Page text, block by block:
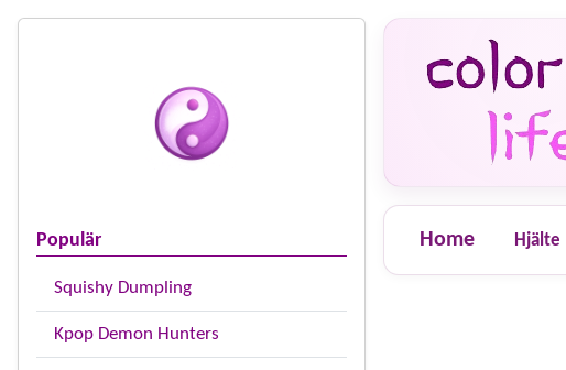
Populär
Squishy Dumpling
Kpop Demon Hunters
Home Hjälte